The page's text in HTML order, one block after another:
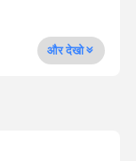
और देखो